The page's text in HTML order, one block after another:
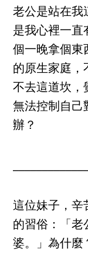
老公是站在我
是我心裡一直
個一晚拿個東
的原生家庭，
不去這道坎，
無法控制自己
辦？
這位妹子，辛
的習俗：「老
婆。」為什麼